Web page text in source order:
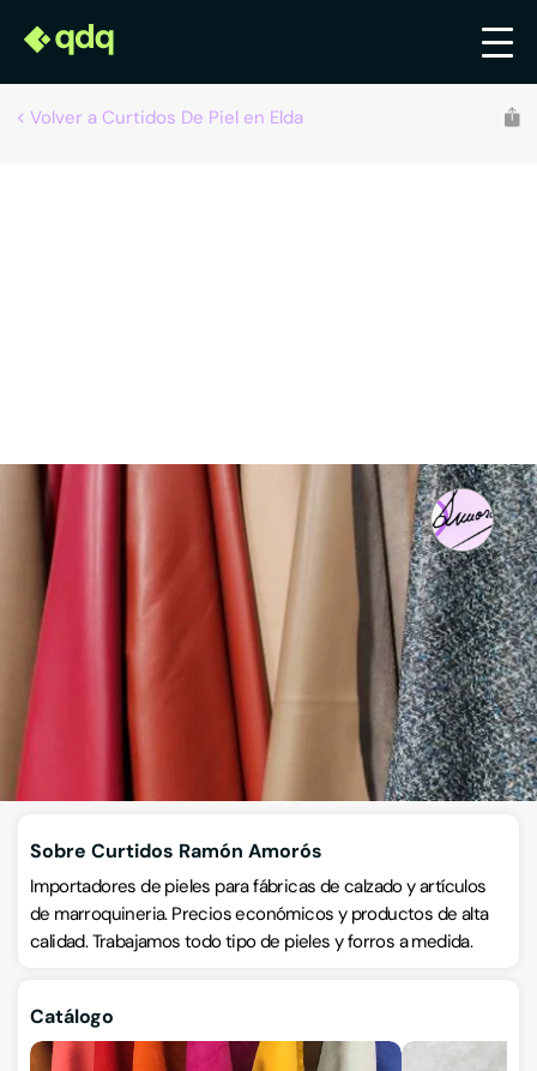
Volver a Curtidos De Piel en Elda
Recomendado por qdq
Curtidos Ramón Amorós
Curtidos de piel
Avenida San Luis de Cuba 4, Pol. ind. Finca Lacy, 03600, Elda,
Elda, Alicante
CÓMO LLEGAR ESCRÍBENOS
Llamar ahora
Sobre Curtidos Ramón Amorós
Importadores de pieles para fábricas de calzado y artículos
de marroquineria. Precios económicos y productos de alta
calidad. Trabajamos todo tipo de pieles y forros a medida.
Catálogo